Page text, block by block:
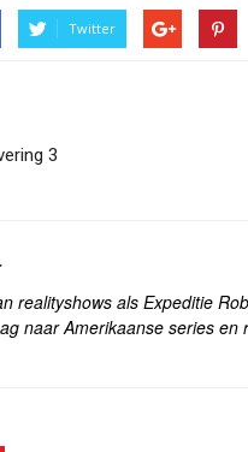
Twitter
3
realityshows als Expeditie
naar Amerikaanse series en